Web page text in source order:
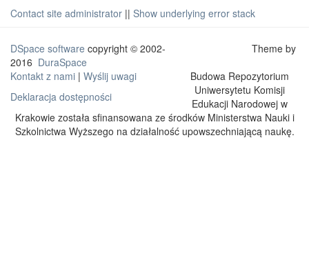
Contact site administrator || Show underlying error stack
DSpace software copyright © 2002-
2016 DuraSpace
Kontakt z nami | Wyślij uwagi
Deklaracja dostępności
Theme by
Budowa Repozytorium
Uniwersytetu Komisji
Edukacji Narodowej w
Krakowie została sfinansowana ze środków Ministerstwa Nauki i
Szkolnictwa Wyższego na działalność upowszechniającą naukę.